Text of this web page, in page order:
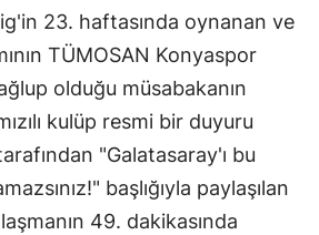
23. haftasında oynanan ve
TÜMOSAN Konyaspor
olduğu müsabakanın
kulüp resmi bir duyuru
"Galatasaray'ı bu
başlığıyla paylaşılan
49. dakikasında